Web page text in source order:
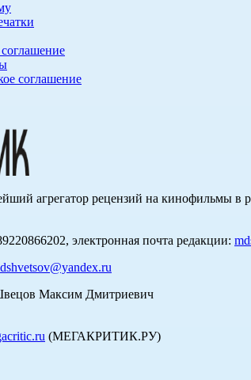
соглашение
агрегатор рецензий на кинофильмы в
электронная почта редакции:
Максим Дмитриевич
(МЕГАКРИТИК.РУ)